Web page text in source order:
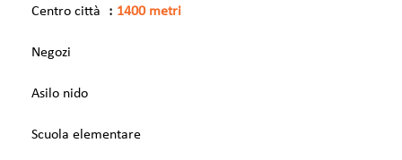
Centro città 1400 metri
Negozi
Asilo nido
Scuola elementare